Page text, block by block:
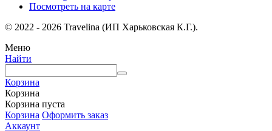
Посмотреть на карте
© 2022 - 2026 Travelina (ИП Харьковская К.Г.).
Меню
Найти
Корзина
Корзина
Корзина пуста
Корзина Оформить заказ
Аккаунт